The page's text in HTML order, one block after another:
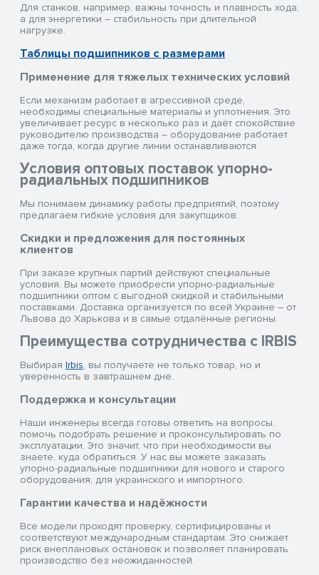
Для станков, например, важны точность и плавность хода,
а для энергетики – стабильность при длительной
нагрузке.
Таблицы подшипников с размерами
Применение для тяжелых технических условий
Если механизм работает в агрессивной среде,
необходимы специальные материалы и уплотнения. Это
увеличивает ресурс в несколько раз и даёт спокойствие
руководителю производства – оборудование работает
даже тогда, когда другие линии останавливаются.
Условия оптовых поставок упорно-
радиальных подшипников
Мы понимаем динамику работы предприятий, поэтому
предлагаем гибкие условия для закупщиков.
Скидки и предложения для постоянных
клиентов
При заказе крупных партий действуют специальные
условия. Вы можете приобрести упорно-радиальные
подшипники оптом с выгодной скидкой и стабильными
поставками. Доставка организуется по всей Украине – от
Львова до Харькова и в самые отдалённые регионы.
Преимущества сотрудничества с IRBIS
Выбирая Irbis, вы получаете не только товар, но и
уверенность в завтрашнем дне.
Поддержка и консультации
Наши инженеры всегда готовы ответить на вопросы,
помочь подобрать решение и проконсультировать по
эксплуатации. Это значит, что при необходимости вы
знаете, куда обратиться. У нас вы можете заказать
упорно-радиальные подшипники для нового и старого
оборудования, для украинского и импортного.
Гарантии качества и надёжности
Все модели проходят проверку, сертифицированы и
соответствуют международным стандартам. Это снижает
риск внеплановых остановок и позволяет планировать
производство без неожиданностей.